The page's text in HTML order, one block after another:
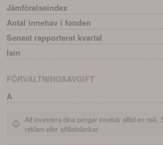
Jämförelseindex
Antal innehav i fonden
Senast rapporterat kvartal
Isin
FÖRVALTNINGSAVGIFT
A
Att investera dina pengar innebär alltid en risk.
reklam eller affiliatelänkar.